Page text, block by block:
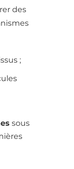
des
;
sous